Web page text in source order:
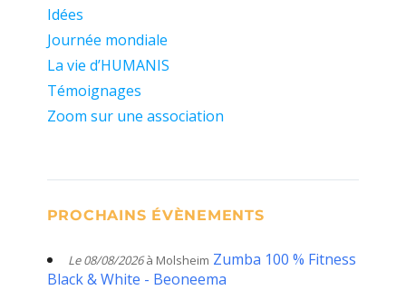
Idées
Journée mondiale
La vie d’HUMANIS
Témoignages
Zoom sur une association
PROCHAINS ÉVÈNEMENTS
Le 08/08/2026à Molsheim Zumba 100 % Fitness
Black & White - Beoneema